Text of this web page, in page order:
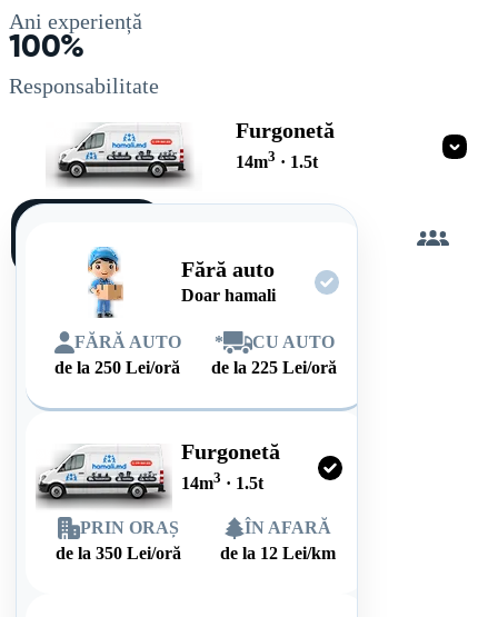
Ani experiență
100%
Responsabilitate
Furgonetă
14m3 · 1.5t
Fără auto
Doar hamali
FĂRĂ AUTO
de la250 Lei/oră
*
CU AUTO
de la225 Lei/oră
Furgonetă
14m3 · 1.5t
PRIN ORAȘ
de la 350 Lei/oră
ÎN AFARĂ
de la 12 Lei/km
singur